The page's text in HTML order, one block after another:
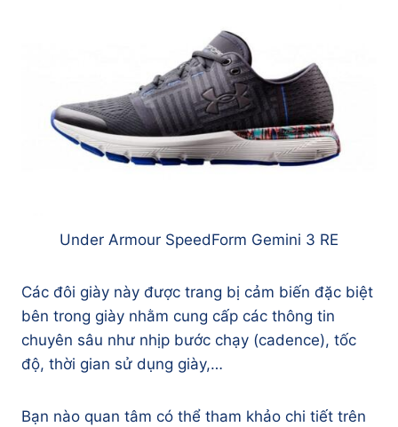
Under Armour SpeedForm Gemini 3 RE
Các đôi giày này được trang bị cảm biến đặc biệt
bên trong giày nhằm cung cấp các thông tin
chuyên sâu như nhịp bước chạy (cadence), tốc
độ, thời gian sử dụng giày,…
Bạn nào quan tâm có thể tham khảo chi tiết trên